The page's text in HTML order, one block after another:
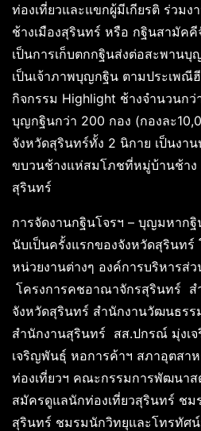
ท่องเที่ยวและแขกผู้มีเกียรติ ร่วม
ช้างเมืองสุรินทร์ หรือ กฐินสามัค
เป็นการเก็บตกกฐินส่งต่อสะพานบุ
เป็นเจ้าภาพบุญกฐิน ตามประเพณี
กิจกรรม Highlight ช้างจำนวนก
บุญกฐินกว่า 200 กอง (กองละ
จังหวัดสุรินทร์ทั้ง 2 นิกาย เป็นง
ขบวนช้างแห่สมโภชที่หมู่บ้านช้าง
สุรินทร์
การจัดงานกฐินโจรฯ – บุญมหาก
นับเป็นครั้งแรกของจังหวัดสุรินทร์
หน่วยงานต่างๆ องค์การบริหารส่
โครงการคชอาณาจักรสุรินทร์ ส
จังหวัดสุรินทร์ สำนักงานวัฒนธร
สำนักงานสุรินทร์ สส.ปกรณ์ มุ่งเ
เจริญพันธุ์ หอการค้าฯ สภาอุตสา
ท่องเที่ยวฯ คณะกรรมการพัฒนา
สมัครดูแลนักท่องเที่ยวสุรินทร์ ชม
สุรินทร์ ชมรมนักวิทยุและโทรทัศ